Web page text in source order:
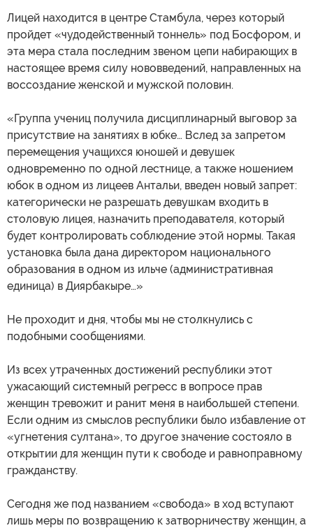
Лицей находится в центре Стамбула, через который
пройдет «чудодейственный тоннель» под Босфором, и
эта мера стала последним звеном цепи набирающих в
настоящее время силу нововведений, направленных на
воссоздание женской и мужской половин.
«Группа учениц получила дисциплинарный выговор за
присутствие на занятиях в юбке… Вслед за запретом
перемещения учащихся юношей и девушек
одновременно по одной лестнице, а также ношением
юбок в одном из лицеев Антальи, введен новый запрет:
категорически не разрешать девушкам входить в
столовую лицея, назначить преподавателя, который
будет контролировать соблюдение этой нормы. Такая
установка была дана директором национального
образования в одном из ильче (административная
единица) в Диярбакыре…»
Не проходит и дня, чтобы мы не столкнулись с
подобными сообщениями.
Из всех утраченных достижений республики этот
ужасающий системный регресс в вопросе прав
женщин тревожит и ранит меня в наибольшей степени.
Если одним из смыслов республики было избавление от
«угнетения султана», то другое значение состояло в
открытии для женщин пути к свободе и равноправному
гражданству.
Сегодня же под названием «свобода» в ход вступают
лишь меры по возвращению к затворничеству женщин, а